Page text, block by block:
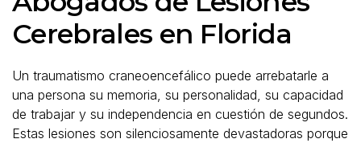
Cerebrales en Florida
Un traumatismo craneoencefálico puede arrebatarle a
una persona su memoria, su personalidad, su capacidad
de trabajar y su independencia en cuestión de segundos.
Estas lesiones son silenciosamente devastadoras porque